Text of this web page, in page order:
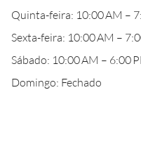
Quinta-feira: 10:00 AM –
Sexta-feira: 10:00 AM –
Sábado: 10:00 AM – 6:00
Domingo: Fechado